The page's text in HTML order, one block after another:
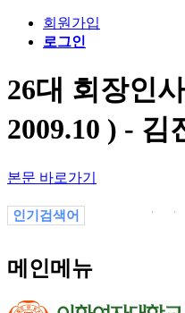
회원가입
로그인
26대 회장인
2009.10 ) -
본문 바로가기
인기검색어
메인메뉴